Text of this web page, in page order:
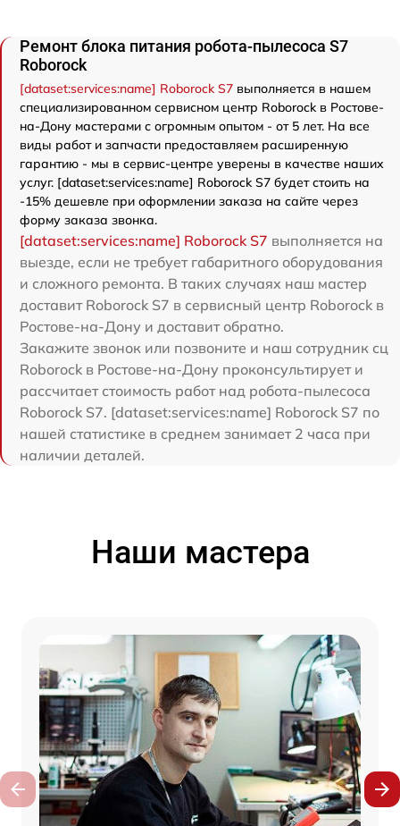
Ремонт блока питания робота-пылесоса S7
Roborock
[dataset:services:name] Roborock S7 выполняется в нашем
специализированном сервисном центр Roborock в Ростове-
на-Дону мастерами с огромным опытом - от 5 лет. На все
виды работ и запчасти предоставляем расширенную
гарантию - мы в сервис-центре уверены в качестве наших
услуг. [dataset:services:name] Roborock S7 будет стоить на
-15% дешевле при оформлении заказа на сайте через
форму заказа звонка.
[dataset:services:name] Roborock S7 выполняется на
выезде, если не требует габаритного оборудования
и сложного ремонта. В таких случаях наш мастер
доставит Roborock S7 в сервисный центр Roborock в
Ростове-на-Дону и доставит обратно.
Закажите звонок или позвоните и наш сотрудник сц
Roborock в Ростове-на-Дону проконсультирует и
рассчитает стоимость работ над робота-пылесоса
Roborock S7. [dataset:services:name] Roborock S7 по
нашей статистике в среднем занимает 2 часа при
наличии деталей.
Наши мастера